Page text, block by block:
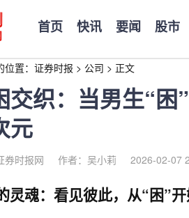
首页 快讯 要闻 股市
置： 证券时报 > 公司 > 正文
交织：当男生“困
元
券时报网 作者：吴小莉 2026-02-07
灵魂：看见彼此，从“困”